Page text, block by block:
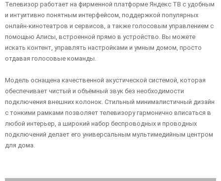
Телевизор работает на фирменной платформе Яндекс ТВ с удобным
и интуитивно понятным интерфейсом, поддержкой популярных
онлайн-кинотеатров и сервисов, а также голосовым управлением с
помощью Алисы, встроенной прямо в устройство. Вы можете
искать контент, управлять настройками и умным домом, просто
отдавая голосовые команды.
Модель оснащена качественной акустической системой, которая
обеспечивает чистый и объёмный звук без необходимости
подключения внешних колонок. Стильный минималистичный дизайн
с тонкими рамками позволяет телевизору гармонично вписаться в
любой интерьер, а широкий набор беспроводных и проводных
подключений делает его универсальным мультимедийным центром
для дома.